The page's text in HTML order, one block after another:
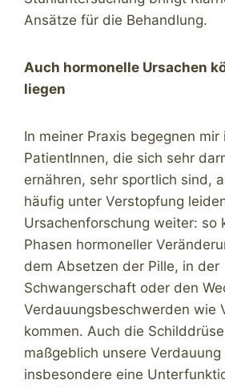
Ansätze für die Behandlung.
Auch hormonelle Ursachen
liegen
In meiner Praxis begegnen
PatientInnen, die sich sehr
ernähren, sehr sportlich sind,
häufig unter Verstopfung
Ursachenforschung weiter: so
Phasen hormoneller
dem Absetzen der Pille, in der
Schwangerschaft oder den
Verdauungsbeschwerden wie
kommen. Auch die
maßgeblich unsere Verdauung
insbesondere eine